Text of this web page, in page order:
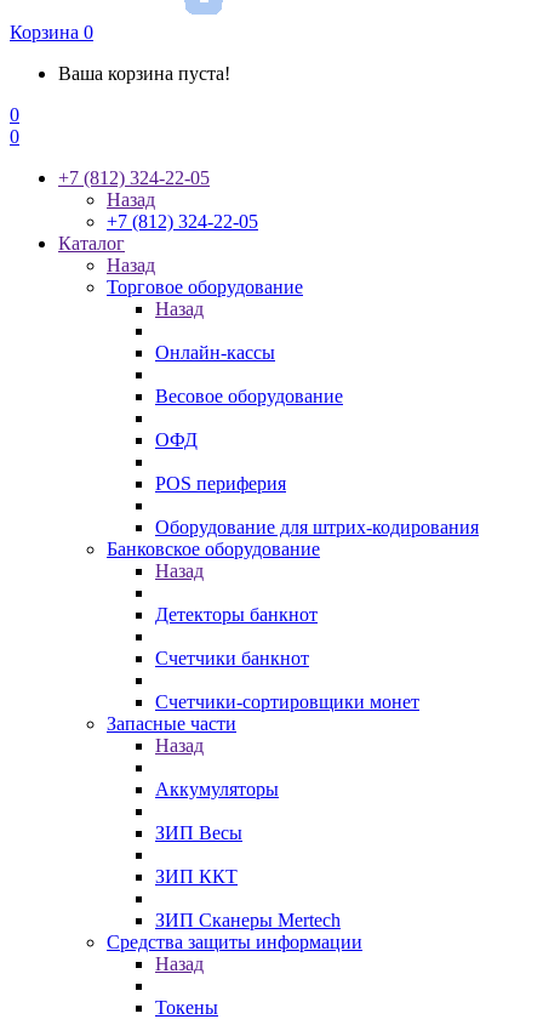
Корзина 0
Ваша корзина пуста!
0
0
+7 (812) 324-22-05
Назад
+7 (812) 324-22-05
Каталог
Назад
Торговое оборудование
Назад
Онлайн-кассы
Весовое оборудование
ОФД
POS периферия
Оборудование для штрих-кодирования
Банковское оборудование
Назад
Детекторы банкнот
Счетчики банкнот
Счетчики-сортировщики монет
Запасные части
Назад
Аккумуляторы
ЗИП Весы
ЗИП ККТ
ЗИП Сканеры Mertech
Средства защиты информации
Назад
Токены